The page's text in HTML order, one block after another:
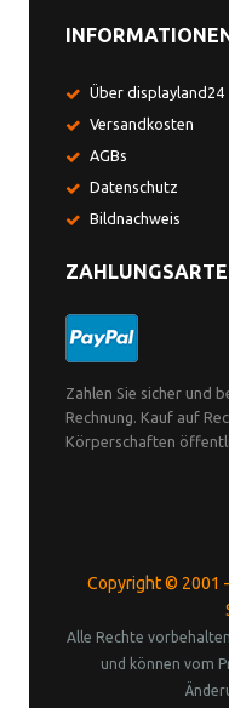
Über displayland24
Versandkosten
AGBs
Datenschutz
Bildnachweis
Zahlen Sie sicher und
Rechnung. Kauf auf
Körperschaften
Copyright © 2001
Alle Rechte
und können vom